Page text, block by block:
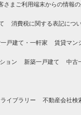
さまご利用端末からの情報
消費税に関する表記につ
戸建て・一軒家 賃貸マン
ョン 新築一戸建て 中古
イブラリー 不動産会社検